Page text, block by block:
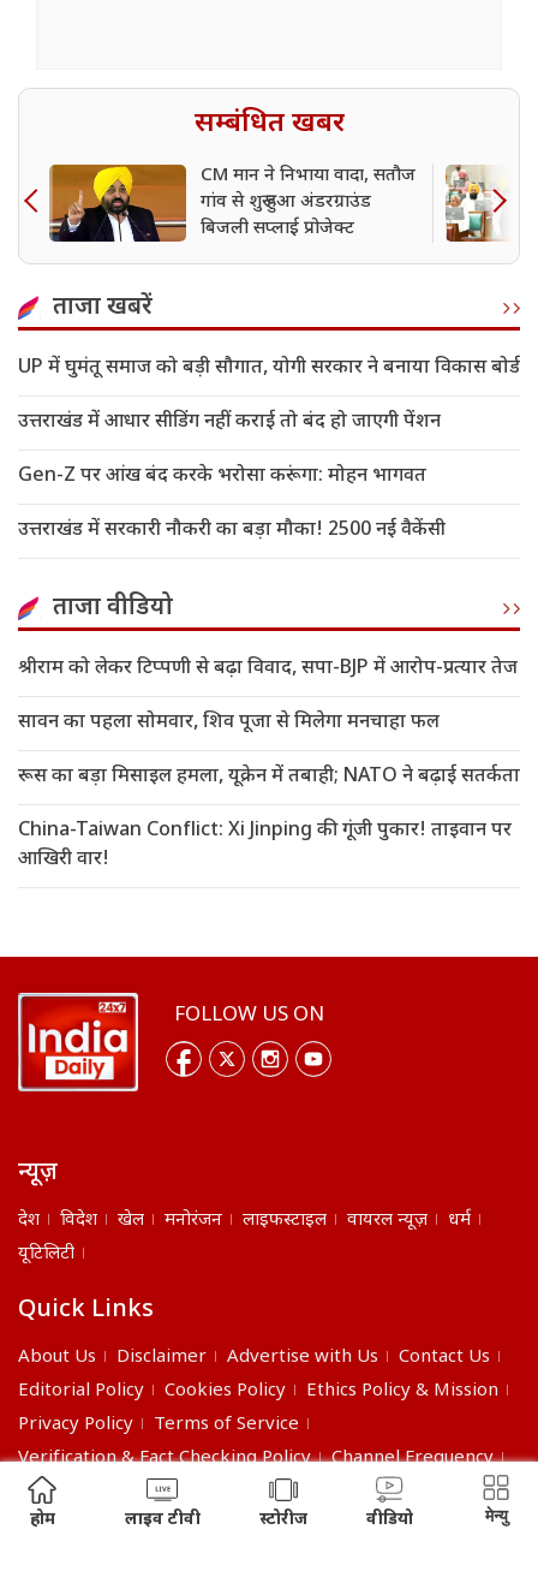
सम्बंधित खबर
CM मान ने निभाया वादा, सतौज
गांव से शुरू हुआ अंडरग्राउंड
बिजली सप्लाई प्रोजेक्ट
ताजा खबरें
UP में घुमंतू समाज को बड़ी सौगात, योगी सरकार ने बनाया विकास बोर्ड
उत्तराखंड में आधार सीडिंग नहीं कराई तो बंद हो जाएगी पेंशन
Gen-Z पर आंख बंद करके भरोसा करूंगा: मोहन भागवत
उत्तराखंड में सरकारी नौकरी का बड़ा मौका! 2500 नई वैकेंसी
ताजा वीडियो
श्रीराम को लेकर टिप्पणी से बढ़ा विवाद, सपा-BJP में आरोप-प्रत्यार तेज
सावन का पहला सोमवार, शिव पूजा से मिलेगा मनचाहा फल
रूस का बड़ा मिसाइल हमला, यूक्रेन में तबाही; NATO ने बढ़ाई सतर्कता
China-Taiwan Conflict: Xi Jinping की गूंजी पुकार! ताइवान पर
आखिरी वार!
FOLLOW US ON
न्यूज़
देश विदेश खेल मनोरंजन लाइफस्टाइल वायरल न्यूज़
धर्म
यूटिलिटी
Quick Links
About Us Disclaimer Advertise with Us
Contact Us
Editorial Policy
Cookies Policy
Ethics Policy & Mission
Privacy Policy
Terms of Service
Verification & Fact Checking Policy
Channel Frequency
©2026 India Daily. All right reserved.
होम लाइव टीवी स्टोरीज वीडियो मेन्यु